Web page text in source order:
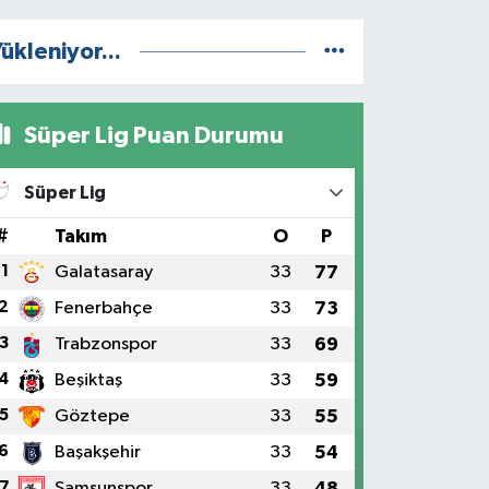
Süper Lig Puan Durumu
Süper Lig
Takım O P
1 Galatasaray 33 77
Fenerbahçe 33 73
3 Trabzonspor 33 69
Beşiktaş 33 59
5 Göztepe 33 55
Başakşehir 33 54